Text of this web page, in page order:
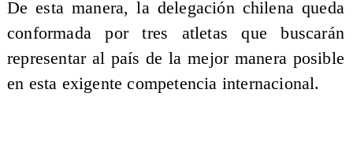
De esta manera, la delegación chilena queda
conformada por tres atletas que buscarán
representar al país de la mejor manera posible
en esta exigente competencia internacional.